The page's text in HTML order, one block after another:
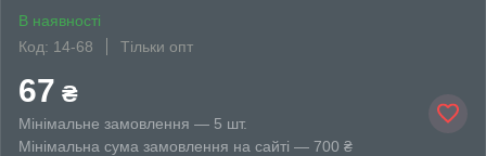
В наявності
Код: 14-68
Тільки опт
67 ₴
Мінімальне замовлення — 5 шт.
Мінімальна сума замовлення на сайті — 700 ₴